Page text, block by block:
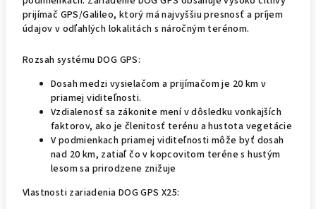
prijímač GPS/Galileo, ktorý má najvyššiu presnosť a príjem
údajov v odľahlých lokalitách s náročným terénom.
Rozsah systému DOG GPS:
Dosah medzi vysielačom a prijímačom je 20 km v
priamej viditeľnosti.
Vzdialenosť sa zákonite mení v dôsledku vonkajších
faktorov, ako je členitosť terénu a hustota vegetácie
V podmienkach priamej viditeľnosti môže byť dosah
nad 20 km, zatiaľ čo v kopcovitom teréne s hustým
lesom sa prirodzene znižuje
Vlastnosti zariadenia DOG GPS X25: